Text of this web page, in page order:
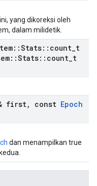
yang dikoreksi oleh
dalam milidetik.
::Stats:: count t
::Stats:: count t
first, const Epoch
dan menampilkan true